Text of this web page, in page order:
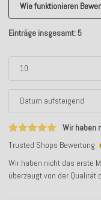
Wie funktionieren
Einträge insgesamt: 5
Wir haben
Trusted Shops Bewertung
Wir haben nicht das erste
überzeugt von der Qualirät